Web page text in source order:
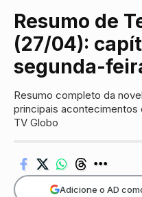
Resumo de
(27/04):
segunda-
Resumo completo da
principais acontecimentos
TV Globo
Adicione o AD